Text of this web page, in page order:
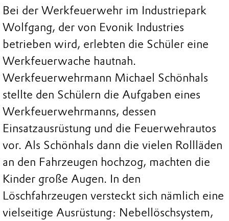
Bei der Werkfeuerwehr im Industriepark
Wolfgang, der von Evonik Industries
betrieben wird, erlebten die Schüler eine
Werkfeuerwache hautnah.
Werkfeuerwehrmann Michael Schönhals
stellte den Schülern die Aufgaben eines
Werkfeuerwehrmanns, dessen
Einsatzausrüstung und die Feuerwehrautos
vor. Als Schönhals dann die vielen Rollläden
an den Fahrzeugen hochzog, machten die
Kinder große Augen. In den
Löschfahrzeugen versteckt sich nämlich eine
vielseitige Ausrüstung: Nebellöschsystem,